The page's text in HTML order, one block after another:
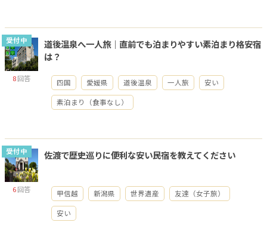
受付中
8回答
道後温泉へ一人旅｜直前でも泊まりやすい素泊まり格安宿
は？
四国 愛媛県 道後温泉 一人旅 安い
素泊まり（食事なし）
受付中
6回答
佐渡で歴史巡りに便利な安い民宿を教えてください
甲信越 新潟県 世界遺産 友達（女子旅）
安い